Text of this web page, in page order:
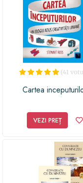
(41
Cartea
VEZI PREȚ